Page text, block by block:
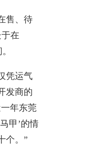
售、待
在
凭运气
发商的
年东莞
甲’的情
个。”